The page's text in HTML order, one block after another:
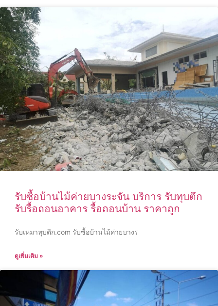
รับซื้อบ้านไม้ค่ายบางระจัน บริการ รับทุบตึก
รับรื้อถอนอาคาร รื้อถอนบ้าน ราคาถูก
รับเหมาทุบตึก.com รับซื้อบ้านไม้ค่ายบางร
ดูเพิ่มเติม »